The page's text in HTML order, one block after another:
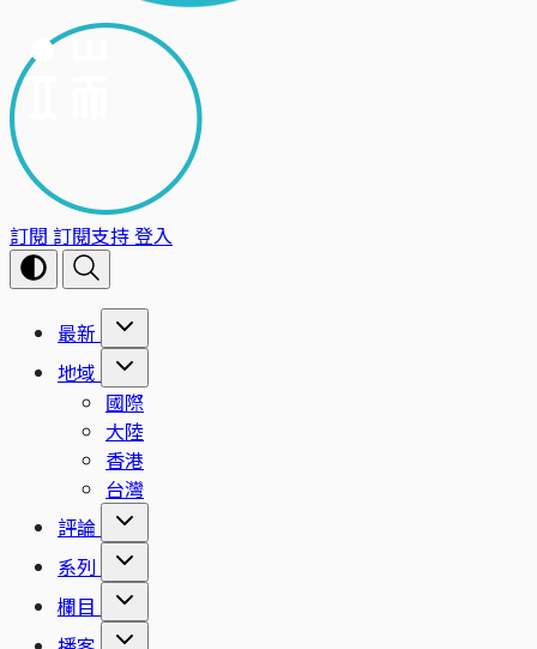
訂閱 訂閱支持登入
最新
地域
國際
大陸
香港
台灣
評論
系列
欄目